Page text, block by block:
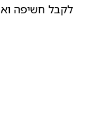
לקבל חשיפה